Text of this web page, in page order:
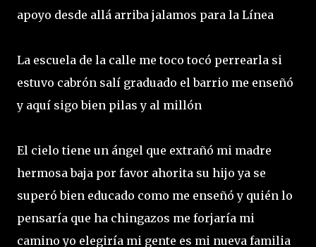
apoyo desde allá arriba jalamos para la Línea
La escuela de la calle me toco tocó perrearla si
estuvo cabrón salí graduado el barrio me enseñó
y aquí sigo bien pilas y al millón
El cielo tiene un ángel que extrañó mi madre
hermosa baja por favor ahorita su hijo ya se
superó bien educado como me enseñó y quién lo
pensaría que ha chingazos me forjaría mi
camino yo elegiría mi gente es mi nueva familia